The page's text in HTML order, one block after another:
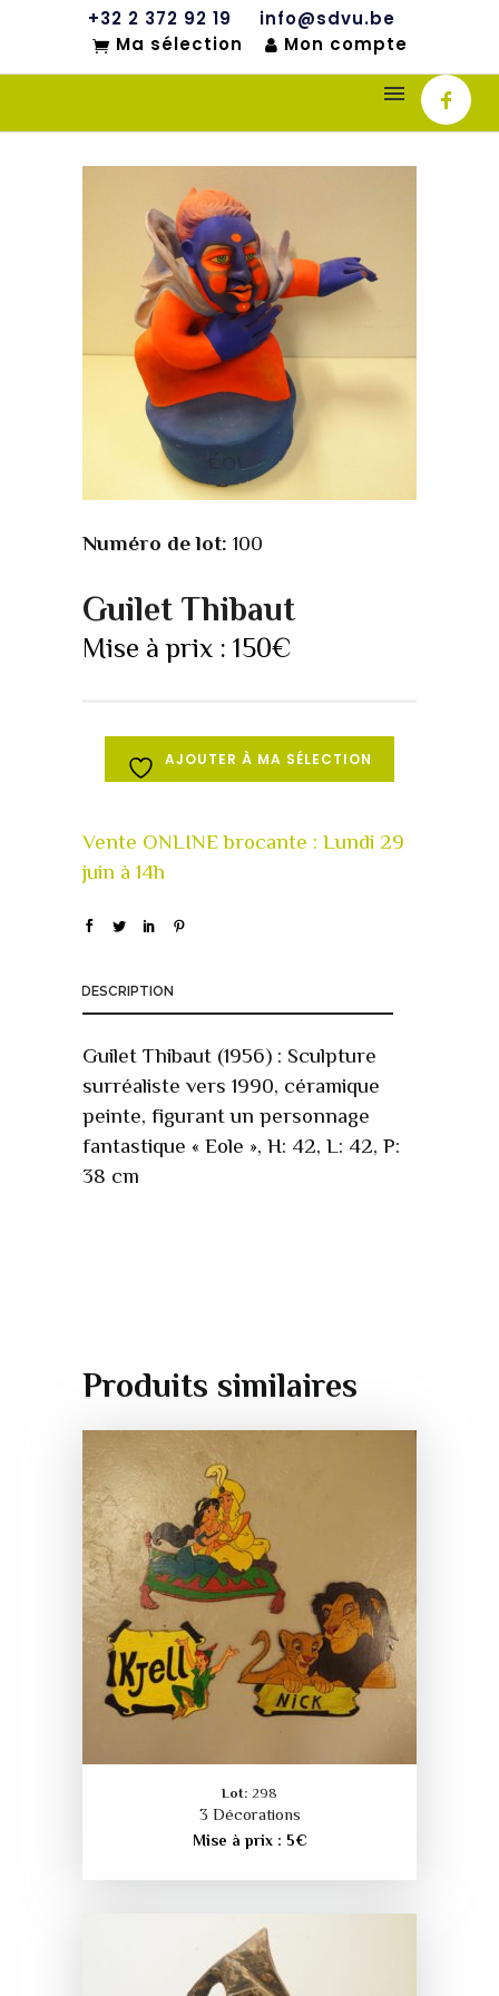
+32 2 372 92 19
info@sdvu.be
Ma sélection
Mon compte
Numéro de lot: 100
Guilet Thibaut
Mise à prix :150€
AJOUTER À MA SÉLECTION
DESCRIPTION
Guilet Thibaut (1956) : Sculpture
surréaliste vers 1990, céramique
peinte, figurant un personnage
fantastique « Eole », H: 42, L: 42, P:
38 cm
Produits similaires
Lot: 298
3 Décorations
Mise à prix : 5€